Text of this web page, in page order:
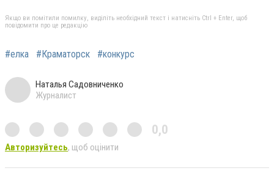
Якщо ви помітили помилку, виділіть необхідний текст і натисніть Ctrl + Enter, щоб
повідомити про це редакцію
#елка #Краматорск #конкурс
Наталья Садовниченко
Журналист
0,0
Авторизуйтесь, щоб оцінити